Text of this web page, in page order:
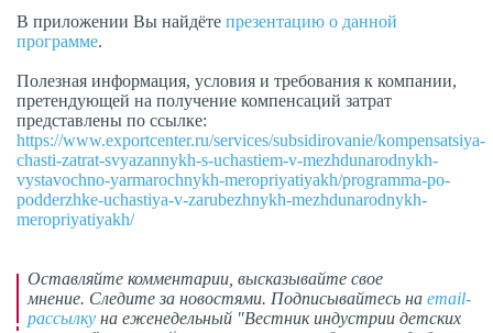
В приложении Вы найдёте презентацию о данной
программе.
Полезная информация, условия и требования к компании,
претендующей на получение компенсаций затрат
представлены по ссылке:
https://www.exportcenter.ru/services/subsidirovanie/kompensatsiya-
chasti-zatrat-svyazannykh-s-uchastiem-v-mezhdunarodnykh-
vystavochno-yarmarochnykh-meropriyatiyakh/programma-po-
podderzhke-uchastiya-v-zarubezhnykh-mezhdunarodnykh-
meropriyatiyakh/
Оставляйте комментарии, высказывайте свое
мнение. Следите за новостями. Подписывайтесь на email-
рассылку на еженедельный "Вестник индустрии детских